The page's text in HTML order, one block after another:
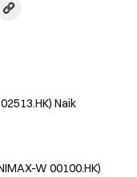
Naik
W 00100.HK)